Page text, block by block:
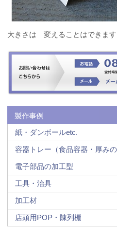
大きさは 変えることはできます
製作事例
紙・ダンボールetc.
容器トレー（食品容器・厚みの
電子部品の加工型
工具・治具
加工材
店頭用POP・陳列棚